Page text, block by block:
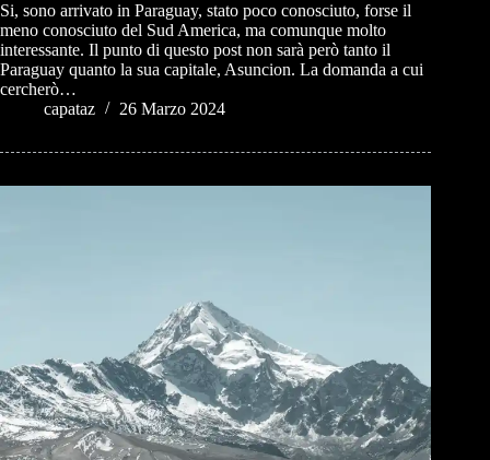
Si, sono arrivato in Paraguay, stato poco conosciuto, forse il
meno conosciuto del Sud America, ma comunque molto
interessante. Il punto di questo post non sarà però tanto il
Paraguay quanto la sua capitale, Asuncion. La domanda a cui
cercherò…
capataz
26 Marzo 2024